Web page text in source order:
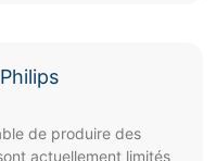
de produire des
actuellement limités